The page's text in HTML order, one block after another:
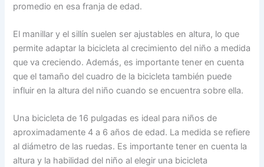
promedio en esa franja de edad.
El manillar y el sillín suelen ser ajustables en altura, lo que
permite adaptar la bicicleta al crecimiento del niño a medida
que va creciendo. Además, es importante tener en cuenta
que el tamaño del cuadro de la bicicleta también puede
influir en la altura del niño cuando se encuentra sobre ella.
Una bicicleta de 16 pulgadas es ideal para niños de
aproximadamente 4 a 6 años de edad. La medida se refiere
al diámetro de las ruedas. Es importante tener en cuenta la
altura y la habilidad del niño al elegir una bicicleta